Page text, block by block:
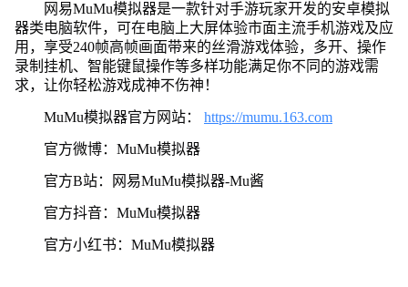
网易MuMu模拟器是一款针对手游玩家开发的安卓模拟
器类电脑软件，可在电脑上大屏体验市面主流手机游戏及应
用，享受240帧高帧画面带来的丝滑游戏体验，多开、操作
录制挂机、智能键鼠操作等多样功能满足你不同的游戏需
求，让你轻松游戏成神不伤神！
MuMu模拟器官方网站： https://mumu.163.com
官方微博：MuMu模拟器
官方B站：网易MuMu模拟器-Mu酱
官方抖音：MuMu模拟器
官方小红书：MuMu模拟器